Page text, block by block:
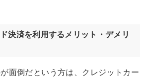
決済を利用するメリット・デメリ
面倒だという方は、クレジットカー